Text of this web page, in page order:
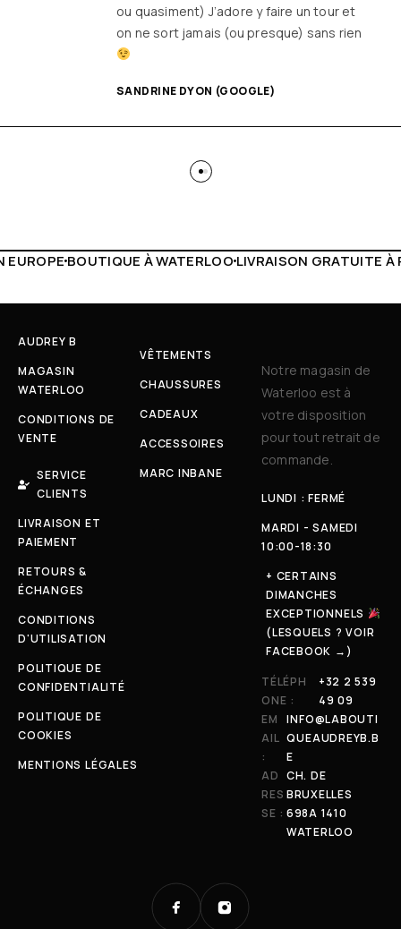
ou quasiment) J’adore y faire un tour et
on ne sort jamais (ou presque) sans rien
SANDRINE DYON (GOOGLE)
LIVRAISON GRATUITE À PARTIR DE 150€LIVE
AUDREY B
MAGASIN
WATERLOO
CONDITIONS DE
VENTE
SERVICE
CLIENTS
LIVRAISON ET
PAIEMENT
RETOURS &
ÉCHANGES
CONDITIONS
D'UTILISATION
POLITIQUE DE
CONFIDENTIALITÉ
POLITIQUE DE
COOKIES
MENTIONS LÉGALES
VÊTEMENTS
CHAUSSURES
CADEAUX
ACCESSOIRES
MARC INBANE
Notre magasin de
Waterloo est à
votre disposition
pour tout retrait de
commande.
LUNDI : FERMÉ
MARDI - SAMEDI
10:00-18:30
+ CERTAINS
DIMANCHES
EXCEPTIONNELS
(LESQUELS ? VOIR
FACEBOOK →)
TÉLÉPH
ONE :
+32 2 539
49 09
EM
AIL
:
INFO@LABOUTI
QUEAUDREYB.B
E
AD
RES
SE :
CH. DE
BRUXELLES
698A 1410
WATERLOO